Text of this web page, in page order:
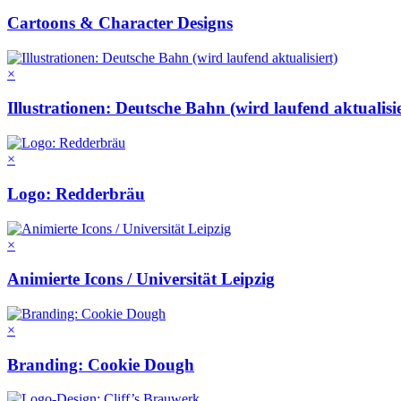
Cartoons & Character Designs
×
Illustrationen: Deutsche Bahn (wird laufend
×
Logo: Redderbräu
×
Animierte Icons / Universität Leipzig
×
Branding: Cookie Dough